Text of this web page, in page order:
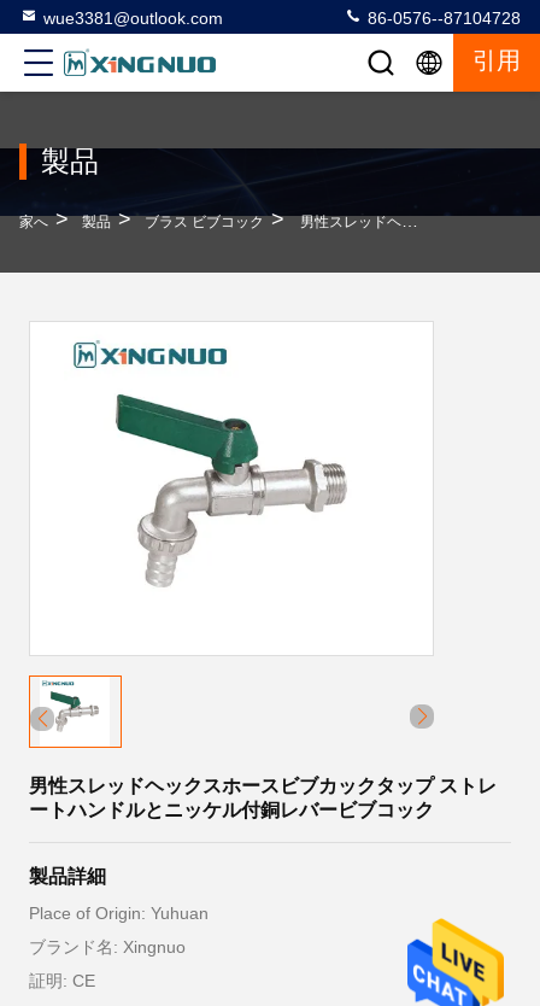
wue3381@outlook.com 86-0576--87104728
引用
製品
家へ > 製品 > ブラス ビブコック > 男性スレッドヘックスホースビブカックタップ ストレートハンドルとニッケル付銅レバービブコック
男性スレッドヘックスホースビブカックタップ ストレ
ートハンドルとニッケル付銅レバービブコック
製品詳細
Place of Origin: Yuhuan
ブランド名: Xingnuo
証明: CE